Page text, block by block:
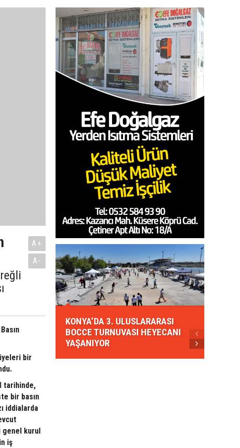
A+
A-
bir
tarihinde,
bir basın
iddialarda
genel kurul
iş
KONYA’DA 3. ULUSLARARASI
BOCCE TURNUVASI HEYECANI
YAŞANIYOR